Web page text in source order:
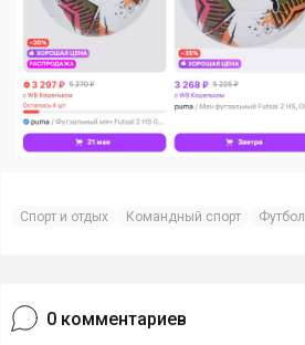
Спорт и отдых Командный спорт Футбол
0 комментариев